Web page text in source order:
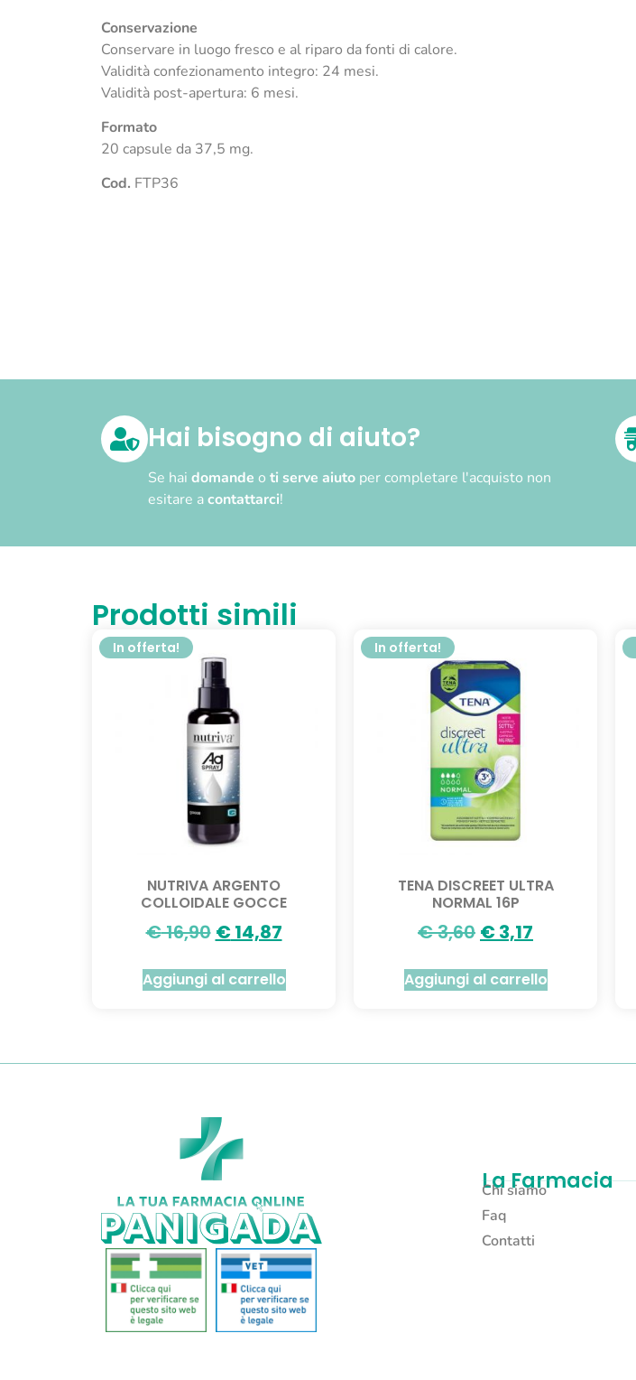
Conservazione
Conservare in luogo fresco e al riparo da fonti di calore.
Validità confezionamento integro: 24 mesi.
Validità post-apertura: 6 mesi.
Formato
20 capsule da 37,5 mg.
Cod. FTP36
Hai bisogno di aiuto?
Se hai domande o ti serve aiuto per completare l'acquisto non
esitare acontattarci!
Prodotti simili
In offerta!
NUTRIVA ARGENTO
COLLOIDALE GOCCE
€16,90 €14,87
Aggiungi al carrello
In offerta!
TENA DISCREET ULTRA
NORMAL 16P
€3,60 €3,17
Aggiungi al carrello
La Farmacia
Chi siamo
Faq
Contatti